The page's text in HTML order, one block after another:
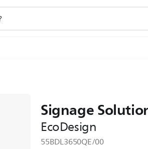
Signage
EcoDesign
55BDL3650QE/00